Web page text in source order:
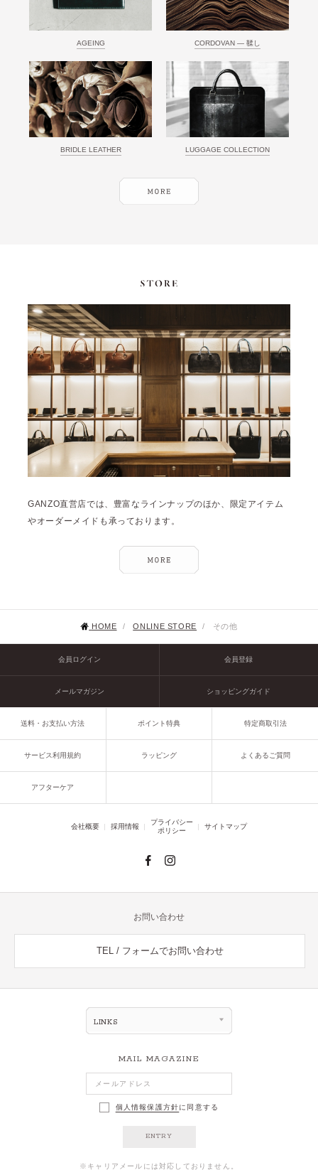
AGEING CORDOVAN ― 鞣し
BRIDLE LEATHER LUGGAGE COLLECTION
GANZO直営店では、豊富なラインナップのほか、限定アイテム
やオーダーメイドも承っております。
HOME / ONLINE STORE / その他
会員ログイン 会員登録
メールマガジン ショッピングガイド
送料・お支払い方法 ポイント特典 特定商取引法
サービス利用規約 ラッピング よくあるご質問
アフターケア
会社概要 採用情報
プライバシー
ポリシー
サイトマップ
お問い合わせ
TEL / フォームでお問い合わせ
LINKS
MAIL MAGAZINE
個人情報保護方針に同意する
ENTRY
※キャリアメールには対応しておりません。